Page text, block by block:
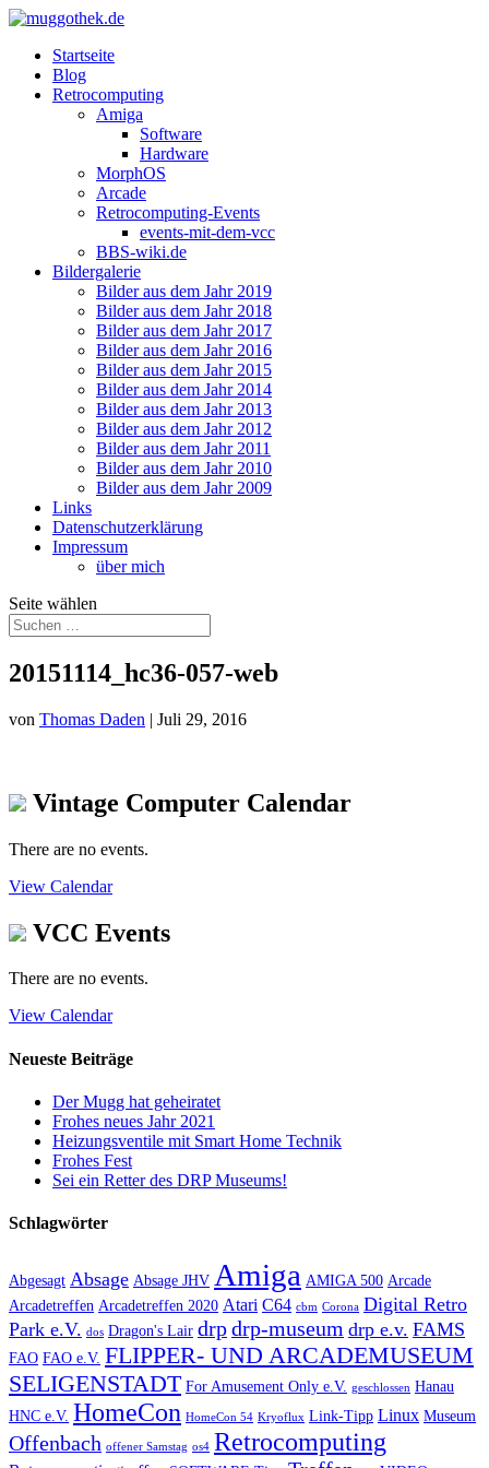
Startseite
Blog
Retrocomputing
Amiga
Software
Hardware
MorphOS
Arcade
Retrocomputing-Events
events-mit-dem-vcc
BBS-wiki.de
Bildergalerie
Bilder aus dem Jahr 2019
Bilder aus dem Jahr 2018
Bilder aus dem Jahr 2017
Bilder aus dem Jahr 2016
Bilder aus dem Jahr 2015
Bilder aus dem Jahr 2014
Bilder aus dem Jahr 2013
Bilder aus dem Jahr 2012
Bilder aus dem Jahr 2011
Bilder aus dem Jahr 2010
Bilder aus dem Jahr 2009
Links
Datenschutzerklärung
Impressum
über mich
Seite wählen
20151114_hc36-057-web
von Thomas Daden | Juli 29, 2016
Vintage Computer Calendar
There are no events.
View Calendar
VCC Events
There are no events.
View Calendar
Neueste Beiträge
Der Mugg hat geheiratet
Frohes neues Jahr 2021
Heizungsventile mit Smart Home Technik
Frohes Fest
Sei ein Retter des DRP Museums!
Schlagwörter
Abgesagt Absage Absage JHV Amiga AMIGA 500 Arcade
Arcadetreffen Arcadetreffen 2020 Atari C64 cbm Corona Digital Retro
Park e.V. dos Dragon's Lair drpdrp-museum drp e.v. FAMS
FAO FAO e.V. FLIPPER- UND ARCADEMUSEUM
SELIGENSTADT For Amusement Only e.V. geschlossen Hanau
HNC e.V. HomeCon HomeCon 54 Kryoflux Link-Tipp Linux Museum
Offenbach offener Samstag os4 Retrocomputing